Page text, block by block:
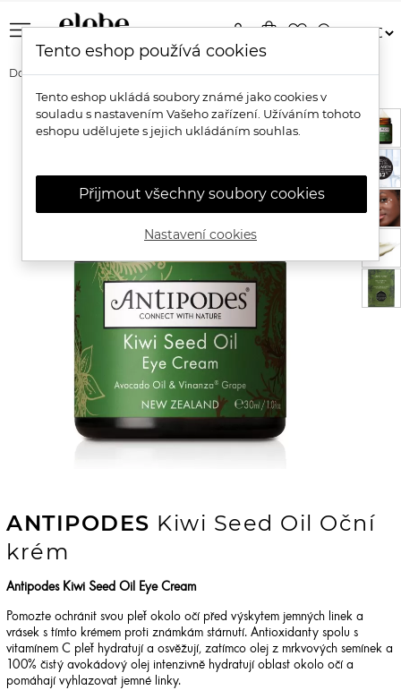
menu shopping_bagfavorite_bordersearch
person
Domů Značky Antipodes Antipodes Kiwi Seed Oil Oční krém
ANTIPODES Kiwi Seed Oil Oční
krém
Antipodes Kiwi Seed Oil Eye Cream
Pomozte ochránit svou pleť okolo očí před výskytem jemných linek a
vrásek s tímto krémem proti známkám stárnutí. Antioxidanty spolu s
vitamínem C pleť hydratují a osvěžují, zatímco olej z mrkvových semínek a
100% čistý avokádový olej intenzivně hydratují oblast okolo očí a
pomáhají vyhlazovat jemné linky.
Tento eshop používá cookies
Tento eshop ukládá soubory známé jako cookies v
souladu s nastavením Vašeho zařízení. Užíváním tohoto
eshopu udělujete s jejich ukládáním souhlas.
Přijmout všechny soubory cookies
Nastavení cookies